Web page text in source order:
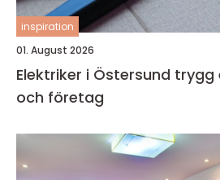
inspiration
01. August 2026
Elektriker i Östersund trygg elservice för hem
och företag